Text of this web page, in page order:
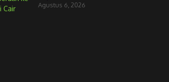
Agustus 6, 2026